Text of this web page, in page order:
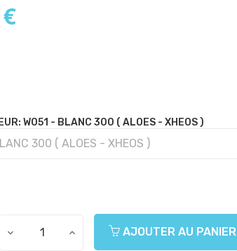
W051 - BLANC 300 ( ALOES - XHEOS )
AJOUTER AU PANIER